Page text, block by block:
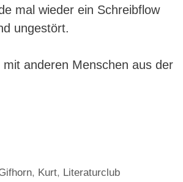
mal wieder ein Schreibflow
ungestört.
anderen Menschen aus der
, Kurt, Literaturclub